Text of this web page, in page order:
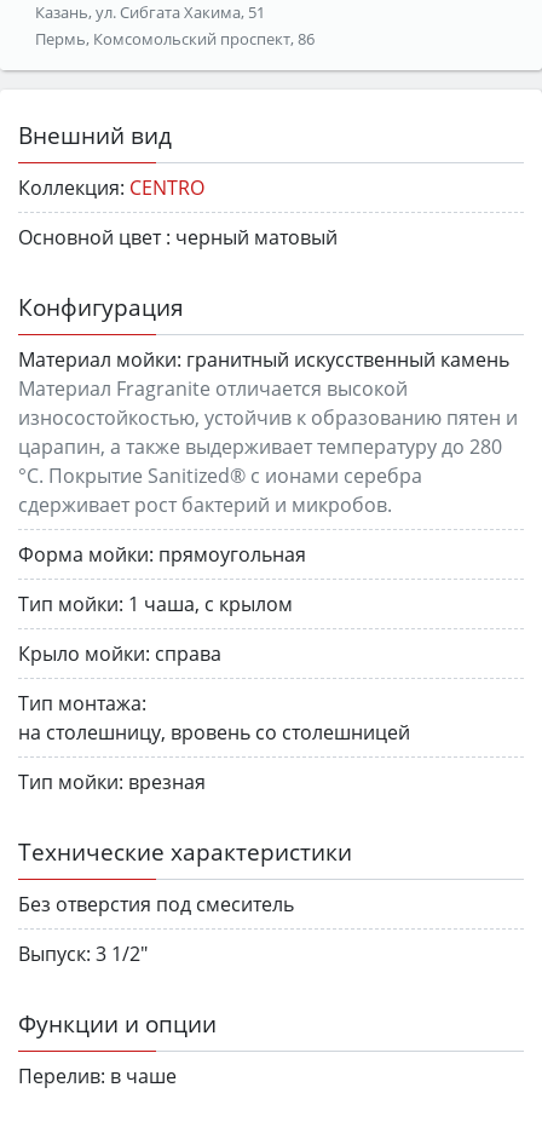
Казань, ул. Сибгата Хакима, 51
Пермь, Комсомольский проспект, 86
Внешний вид
Коллекция: CENTRO
Основной цвет : черный матовый
Конфигурация
Материал мойки: гранитный искусственный камень
Материал Fragranite отличается высокой
износостойкостью, устойчив к образованию пятен и
царапин, а также выдерживает температуру до 280
°C. Покрытие Sanitized® с ионами серебра
сдерживает рост бактерий и микробов.
Форма мойки: прямоугольная
Тип мойки: 1 чаша, с крылом
Крыло мойки: справа
Тип монтажа:
на столешницу, вровень со столешницей
Тип мойки: врезная
Технические характеристики
Без отверстия под смеситель
Выпуск: 3 1/2"
Функции и опции
Перелив: в чаше